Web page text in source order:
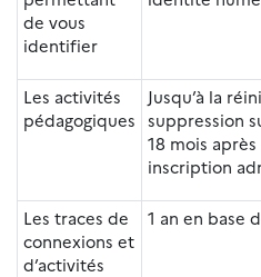
de vous
identifier
Les activités
pédagogiques
Jusqu’à la
suppression
18 mois
inscription
Les traces de
connexions et
d’activités
1 an en base